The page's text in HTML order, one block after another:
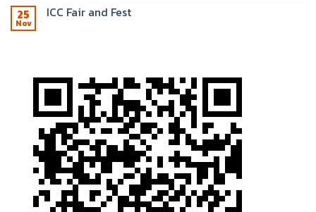
25
Nov
ICC Fair and Fest